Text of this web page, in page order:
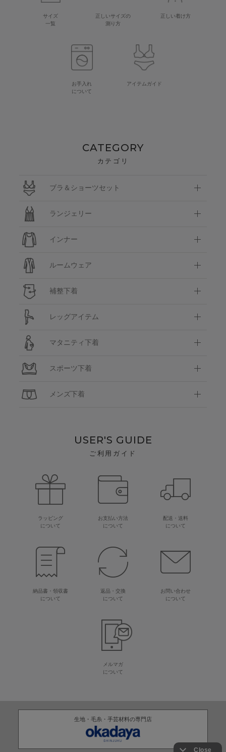
サイズ
一覧
正しいサイズの
測り方
正しい着け方
お手入れ
について
アイテムガイド
CATEGORY
カテゴリ
ブラ＆ショーツセット
ランジェリー
インナー
ルームウェア
補整下着
レッグアイテム
マタニティ下着
スポーツ下着
メンズ下着
USER'S GUIDE
ご利用ガイド
ラッピング
について
お支払い方法
について
配送・送料
について
納品書・領収書
について
返品・交換
について
お問い合わせ
について
メルマガ
について
生地・毛糸・手芸材料の専門店